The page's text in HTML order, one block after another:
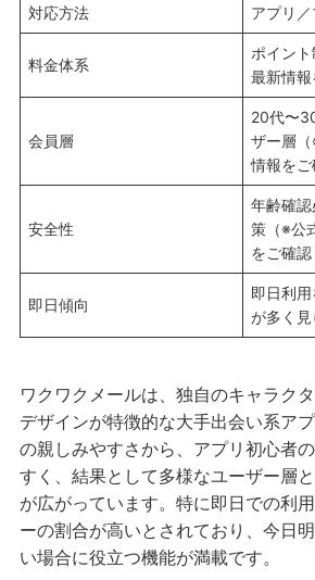
対応方法 アプリ
料金体系
ポイン
最新情報
会員層
20代〜
ザー層
情報をご
安全性
年齢確
策（※公
をご確認
即日傾向
即日利
が多く見
ワクワクメールは、独自のキャラク
デザインが特徴的な大手出会い系ア
の親しみやすさから、アプリ初心者
すく、結果として多様なユーザー層
が広がっています。特に即日での利
ーの割合が高いとされており、今日
い場合に役立つ機能が満載です。